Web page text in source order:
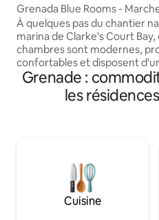
Grenada Blue Rooms -
la marina et au chantier naval
À quelques pas du chantier
marina de Clarke's Court Bay,
chambres sont modernes,
confortables et disposent
offrant une vue
Clarke's Court Bay et l'île de
Les chambres sont équipées
bain carrelée avec douche à
Barbecue sur le balcon. -
la taille d'un ordinateur
fournissons aussi des
Grenade :
les
Cuisine